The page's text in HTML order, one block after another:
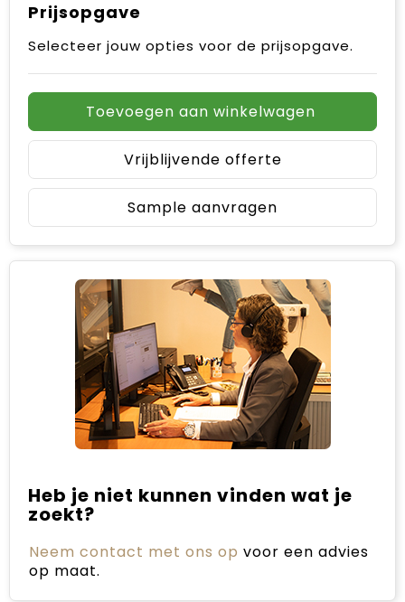
Prijsopgave
Selecteer jouw opties voor de prijsopgave.
Toevoegen aan winkelwagen
Vrijblijvende offerte
Sample aanvragen
Heb je niet kunnen vinden wat je
zoekt?
Neem contact met ons op voor een advies
op maat.